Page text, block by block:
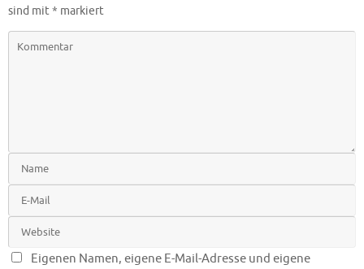
sind mit* markiert
Eigenen Namen, eigene E-Mail-Adresse und eigene